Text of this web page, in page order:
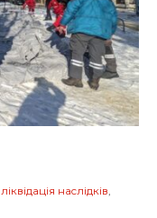
ліквідація наслідків,